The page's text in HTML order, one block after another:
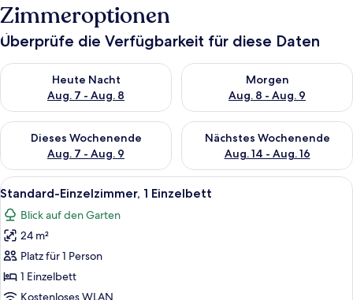
Zimmeroptionen
Überprüfe die Verfügbarkeit für diese Daten
Heute Nacht
Aug. 7 - Aug. 8
Überprüfe die Verfügbarkeit für heute Nacht, Aug. 7 - Aug. 8.
Morgen
Aug. 8 - Aug. 9
Überprüfe die Verfügbarkeit
Dieses Wochenende
Aug. 7 - Aug. 9
Überprüfe die Verfügbarkeit für dieses Wochenende, Aug. 7
Nächstes Wochenende
Aug. 14 - Aug. 16
Überprüfe die Verfügbarkeit
Alle
Fotos
für
Standard-
Einzelzimmer,
1 Einzelbett
anzeigen
Ein Hotelzimmer mit Bett,
5
Standard-Einzelzimmer, 1 Einzelbett
Blick auf den Garten
24 m²
Platz für 1 Person
1 Einzelbett
Kostenloses WLAN